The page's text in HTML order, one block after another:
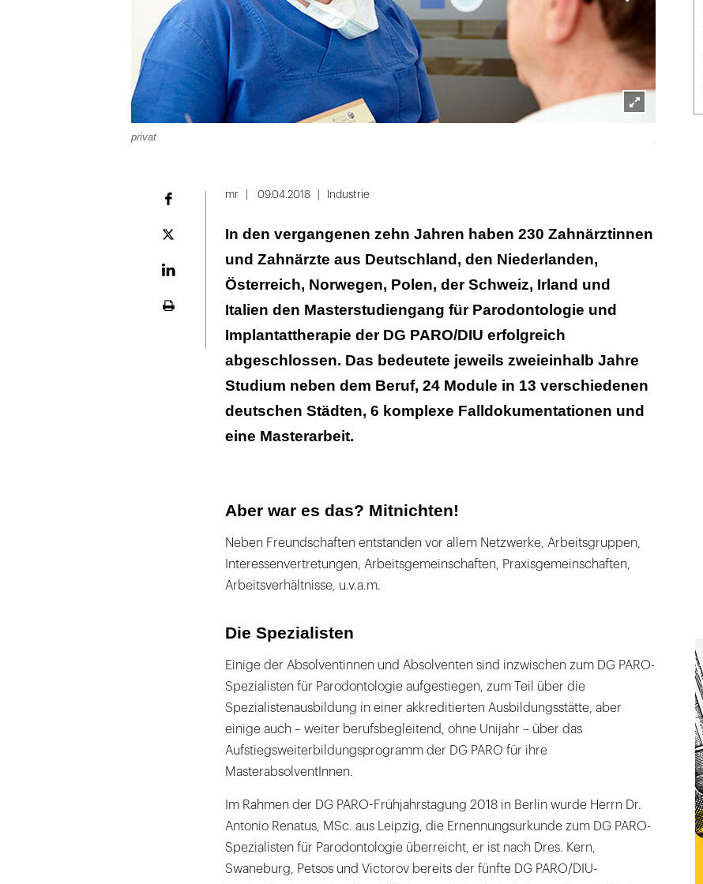
öffnen
privat
Plattform
mr 09.04.2018 Industrie
In den vergangenen zehn Jahren haben 230 Zahnärztinnen
und Zahnärzte aus Deutschland, den Niederlanden,
Österreich, Norwegen, Polen, der Schweiz, Irland und
Italien den Masterstudiengang für Parodontologie und
Implantattherapie der DG PARO/DIU erfolgreich
abgeschlossen. Das bedeutete jeweils zweieinhalb Jahre
Studium neben dem Beruf, 24 Module in 13 verschiedenen
deutschen Städten, 6 komplexe Falldokumentationen und
eine Masterarbeit.
Aber war es das? Mitnichten!
Neben Freundschaften entstanden vor allem Netzwerke, Arbeitsgruppen,
Interessenvertretungen, Arbeitsgemeinschaften, Praxisgemeinschaften,
Arbeitsverhältnisse, u.v.a.m.
Die Spezialisten
Einige der Absolventinnen und Absolventen sind inzwischen zum DG PARO-
Spezialisten für Parodontologie aufgestiegen, zum Teil über die
Spezialistenausbildung in einer akkreditierten Ausbildungsstätte, aber
einige auch – weiter berufsbegleitend, ohne Unijahr – über das
Aufstiegsweiterbildungsprogramm der DG PARO für ihre
MasterabsolventInnen.
Im Rahmen der DG PARO-Frühjahrstagung 2018 in Berlin wurde Herrn Dr.
Antonio Renatus, MSc. aus Leipzig, die Ernennungsurkunde zum DG PARO-
Spezialisten für Parodontologie überreicht, er ist nach Dres. Kern,
Swaneburg, Petsos und Victorov bereits der fünfte DG PARO/DIU-